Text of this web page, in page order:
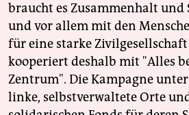
braucht es Zusammenhalt und
und vor allem mit den
für eine starke
kooperiert deshalb mit "Alles
Zentrum". Die Kampagne
linke, selbstverwaltete Orte